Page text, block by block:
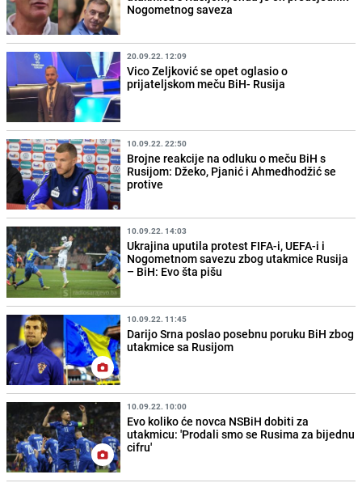
Nogometnog saveza
20.09.22. 12:09
Vico Zeljković se opet oglasio o
prijateljskom meču BiH- Rusija
10.09.22. 22:50
Brojne reakcije na odluku o meču BiH s
Rusijom: Džeko, Pjanić i Ahmedhodžić se
protive
10.09.22. 14:03
Ukrajina uputila protest FIFA-i, UEFA-i i
Nogometnom savezu zbog utakmice Rusija
– BiH: Evo šta pišu
10.09.22. 11:45
Darijo Srna poslao posebnu poruku BiH zbog
utakmice sa Rusijom
10.09.22. 10:00
Evo koliko će novca NSBiH dobiti za
utakmicu: 'Prodali smo se Rusima za bijednu
cifru'